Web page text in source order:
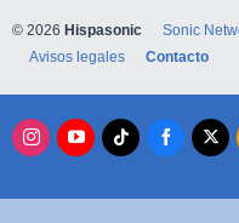
© 2026 Hispasonic Sonic
Avisos legales
Contacto